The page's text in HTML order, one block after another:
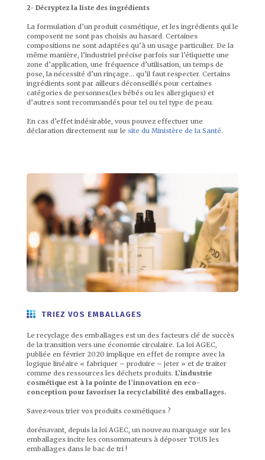
2- Décryptez la liste des ingrédients
La formulation d’un produit cosmétique, et les ingrédients qui le
composent ne sont pas choisis au hasard. Certaines
compositions ne sont adaptées qu’à un usage particulier. De la
même manière, l’industriel précise parfois sur l’étiquette une
zone d’application, une fréquence d’utilisation, un temps de
pose, la nécessité d’un rinçage… qu’il faut respecter. Certains
ingrédients sont par ailleurs déconseillés pour certaines
catégories de personnes(les bébés ou les allergiques) et
d’autres sont recommandés pour tel ou tel type de peau.
En cas d’effet indésirable, vous pouvez effectuer une
déclaration directement sur le site du Ministère de la Santé.
TRIEZ VOS EMBALLAGES
Le recyclage des emballages est un des facteurs clé de succès
de la transition vers une économie circulaire. La loi AGEC,
publiée en février 2020 implique en effet de rompre avec la
logique linéaire « fabriquer – produire – jeter » et de traiter
comme des ressources les déchets produits. L’industrie
cosmétique est à la pointe de l’innovation en eco-
conception pour favoriser la recyclabilité des emballages.
Savez-vous trier vos produits cosmétiques ?
dorénavant, depuis la loi AGEC, un nouveau marquage sur les
emballages incite les consommateurs à déposer TOUS les
emballages dans le bac de tri !